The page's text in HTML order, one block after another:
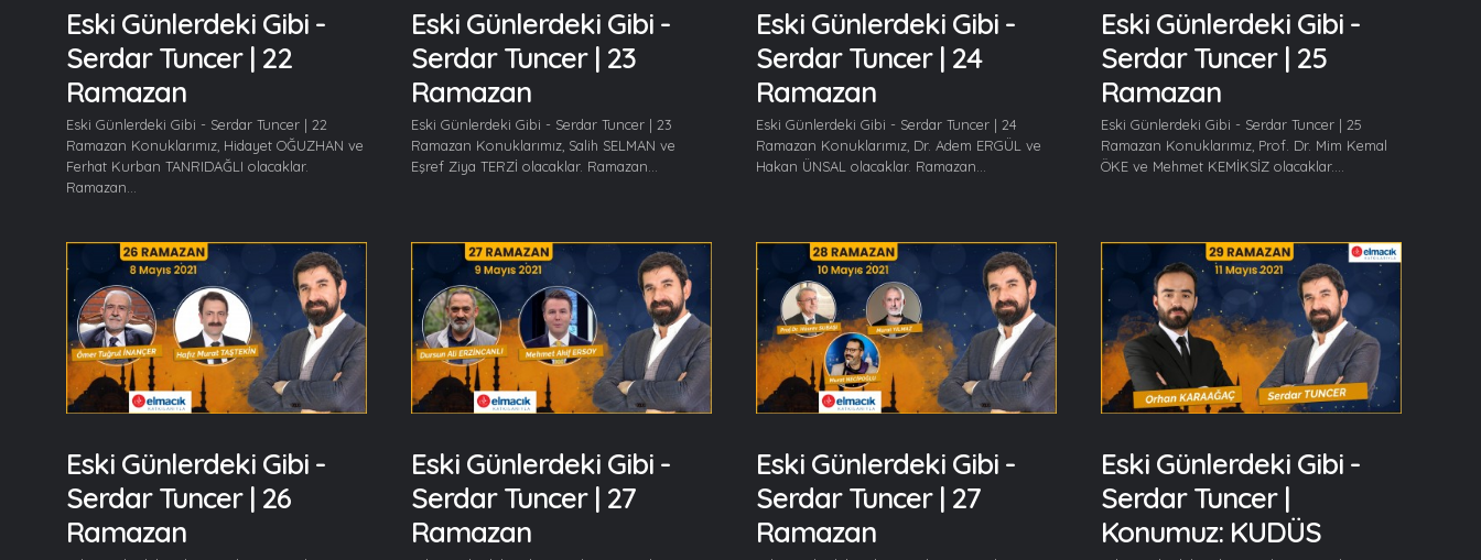
Eski Günlerdeki Gibi -
Serdar Tuncer | 22
Ramazan
Eski Günlerdeki Gibi - Serdar Tuncer | 22
Ramazan Konuklarımız, Hidayet OĞUZHAN ve
Ferhat Kurban TANRIDAĞLI olacaklar.
Ramazan...
Eski Günlerdeki Gibi -
Serdar Tuncer | 23
Ramazan
Eski Günlerdeki Gibi - Serdar Tuncer | 23
Ramazan Konuklarımız, Salih SELMAN ve
Eşref Ziya TERZİ olacaklar. Ramazan...
Eski Günlerdeki Gibi -
Serdar Tuncer | 24
Ramazan
Eski Günlerdeki Gibi - Serdar Tuncer | 24
Ramazan Konuklarımız, Dr. Adem ERGÜL ve
Hakan ÜNSAL olacaklar. Ramazan...
Eski Günlerdeki Gibi -
Serdar Tuncer | 25
Ramazan
Eski Günlerdeki Gibi - Serdar Tuncer | 25
Ramazan Konuklarımız, Prof. Dr. Mim Kemal
ÖKE ve Mehmet KEMİKSİZ olacaklar....
Eski Günlerdeki Gibi -
Serdar Tuncer | 26
Ramazan
Eski Günlerdeki Gibi -
Serdar Tuncer | 27
Ramazan
Eski Günlerdeki Gibi -
Serdar Tuncer | 27
Ramazan
Eski Günlerdeki Gibi -
Serdar Tuncer |
Konumuz: KUDÜS